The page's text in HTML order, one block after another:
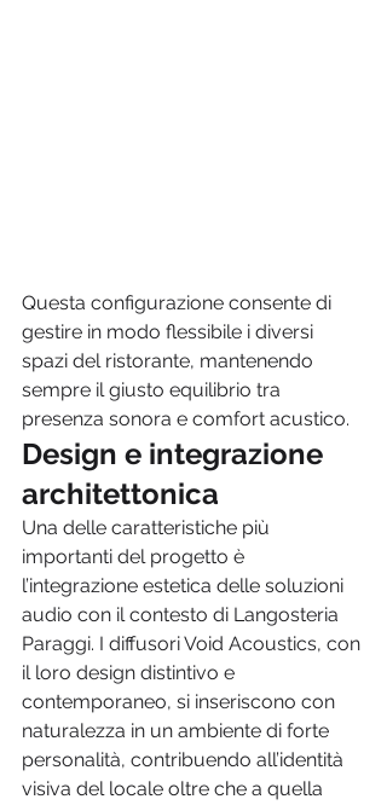
Questa configurazione consente di
gestire in modo flessibile i diversi
spazi del ristorante, mantenendo
sempre il giusto equilibrio tra
presenza sonora e comfort acustico.
Design e integrazione
architettonica
Una delle caratteristiche più
importanti del progetto è
l’integrazione estetica delle soluzioni
audio con il contesto di Langosteria
Paraggi. I diffusori Void Acoustics, con
il loro design distintivo e
contemporaneo, si inseriscono con
naturalezza in un ambiente di forte
personalità, contribuendo all’identità
visiva del locale oltre che a quella